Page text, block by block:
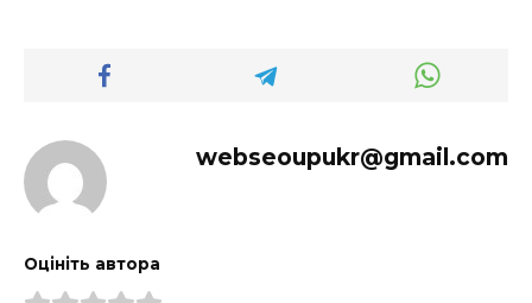
webseoupukr@gmail.com
Оцініть автора